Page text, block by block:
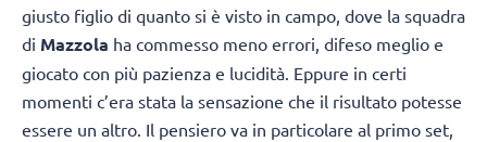
giusto figlio di quanto si è visto in campo, dove la squadra
di Mazzola ha commesso meno errori, difeso meglio e
giocato con più pazienza e lucidità. Eppure in certi
momenti c’era stata la sensazione che il risultato potesse
essere un altro. Il pensiero va in particolare al primo set,